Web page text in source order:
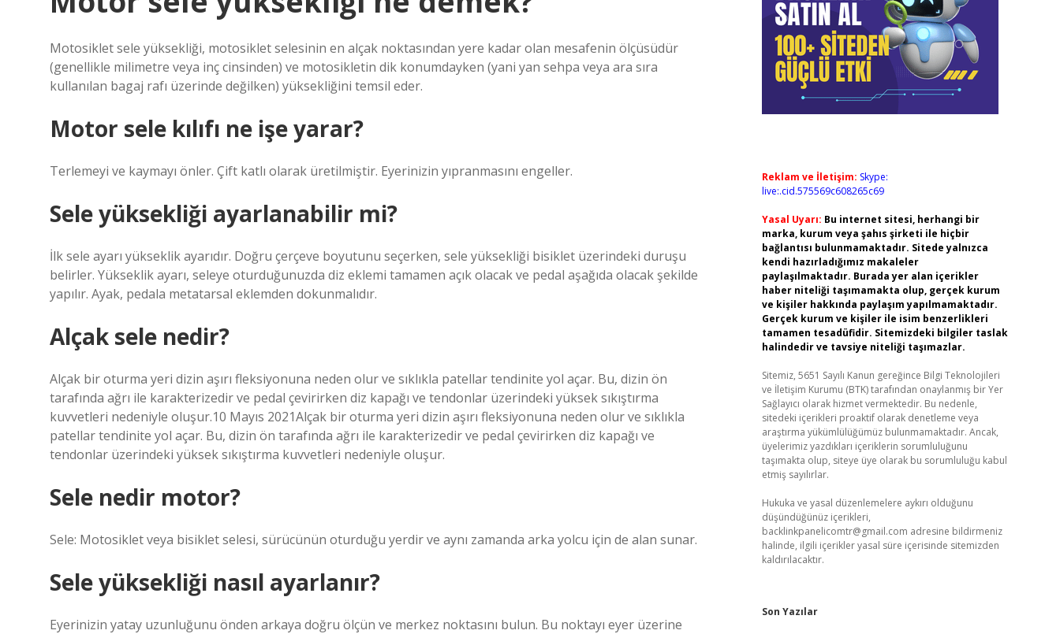
Motosiklet sele yüksekliği, motosiklet selesinin en alçak noktasından yere kadar olan mesafenin ölçüsüdür
(genellikle milimetre veya inç cinsinden) ve motosikletin dik konumdayken (yani yan sehpa veya ara sıra
kullanılan bagaj rafı üzerinde değilken) yüksekliğini temsil eder.
Motor sele kılıfı ne işe yarar?
Terlemeyi ve kaymayı önler. Çift katlı olarak üretilmiştir. Eyerinizin yıpranmasını engeller.
Sele yüksekliği ayarlanabilir mi?
İlk sele ayarı yükseklik ayarıdır. Doğru çerçeve boyutunu seçerken, sele yüksekliği bisiklet üzerindeki duruşu
belirler. Yükseklik ayarı, seleye oturduğunuzda diz eklemi tamamen açık olacak ve pedal aşağıda olacak şekilde
yapılır. Ayak, pedala metatarsal eklemden dokunmalıdır.
Alçak sele nedir?
Alçak bir oturma yeri dizin aşırı fleksiyonuna neden olur ve sıklıkla patellar tendinite yol açar. Bu, dizin ön
tarafında ağrı ile karakterizedir ve pedal çevirirken diz kapağı ve tendonlar üzerindeki yüksek sıkıştırma
kuvvetleri nedeniyle oluşur.10 Mayıs 2021Alçak bir oturma yeri dizin aşırı fleksiyonuna neden olur ve sıklıkla
patellar tendinite yol açar. Bu, dizin ön tarafında ağrı ile karakterizedir ve pedal çevirirken diz kapağı ve
tendonlar üzerindeki yüksek sıkıştırma kuvvetleri nedeniyle oluşur.
Sele nedir motor?
Sele: Motosiklet veya bisiklet selesi, sürücünün oturduğu yerdir ve aynı zamanda arka yolcu için de alan sunar.
Sele yüksekliği nasıl ayarlanır?
Eyerinizin yatay uzunluğunu önden arkaya doğru ölçün ve merkez noktasını bulun. Bu noktayı eyer üzerine
Reklam ve İletişim: Skype:
live:.cid.575569c608265c69
Yasal Uyarı: Bu internet sitesi, herhangi bir
marka, kurum veya şahıs şirketi ile hiçbir
bağlantısı bulunmamaktadır. Sitede yalnızca
kendi hazırladığımız makaleler
paylaşılmaktadır. Burada yer alan içerikler
haber niteliği taşımamakta olup, gerçek kurum
ve kişiler hakkında paylaşım yapılmamaktadır.
Gerçek kurum ve kişiler ile isim benzerlikleri
tamamen tesadüfidir. Sitemizdeki bilgiler taslak
halindedir ve tavsiye niteliği taşımazlar.
Sitemiz, 5651 Sayılı Kanun gereğince Bilgi Teknolojileri
ve İletişim Kurumu (BTK) tarafından onaylanmış bir Yer
Sağlayıcı olarak hizmet vermektedir. Bu nedenle,
sitedeki içerikleri proaktif olarak denetleme veya
araştırma yükümlülüğümüz bulunmamaktadır. Ancak,
üyelerimiz yazdıkları içeriklerin sorumluluğunu
taşımakta olup, siteye üye olarak bu sorumluluğu kabul
etmiş sayılırlar.
Hukuka ve yasal düzenlemelere aykırı olduğunu
düşündüğünüz içerikleri,
backlinkpanelicomtr@gmail.com adresine bildirmeniz
halinde, ilgili içerikler yasal süre içerisinde sitemizden
kaldırılacaktır.
Son Yazılar